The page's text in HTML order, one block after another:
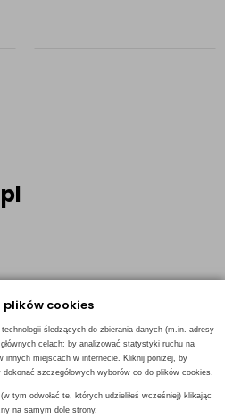
cookies
śledzących do zbierania danych (m.in. adresy
celach: by analizować statystyki ruchu na
innych miejscach w internecie. Kliknij poniżej, by
szczegółowych wyborów co do plików cookies.
tym odwołać te, których udzieliłeś wcześniej) klikając
na samym dole strony.